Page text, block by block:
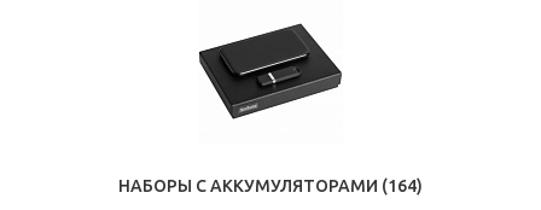
НАБОРЫ С АККУМУЛЯТОРАМИ (164)